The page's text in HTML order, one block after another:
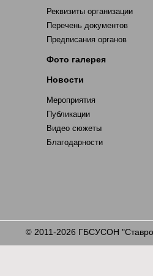
Реквизиты организации
Перечень документов
Предписания органов
Фото галерея
Новости
Мероприятия
Публикации
Видео сюжеты
Благодарности
©2011-2026 ГБСУСОН